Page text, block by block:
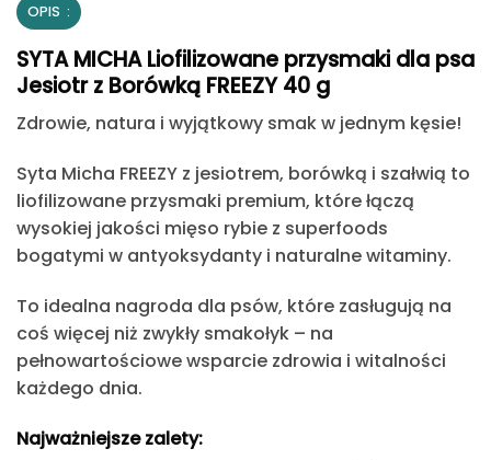
OPIS
SYTA MICHA Liofilizowane przysmaki dla psa
Jesiotr z Borówką FREEZY 40 g
Zdrowie, natura i wyjątkowy smak w jednym kęsie!
Syta Micha FREEZY z jesiotrem, borówką i szałwią to
liofilizowane przysmaki premium, które łączą
wysokiej jakości mięso rybie z superfoods
bogatymi w antyoksydanty i naturalne witaminy.
To idealna nagroda dla psów, które zasługują na
coś więcej niż zwykły smakołyk – na
pełnowartościowe wsparcie zdrowia i witalności
każdego dnia.
Najważniejsze zalety: